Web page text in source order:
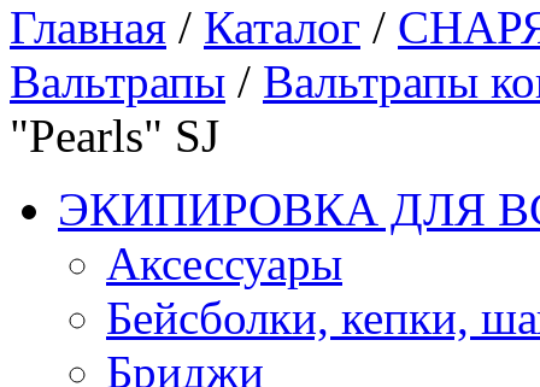
Главная / Каталог /
Вальтрапы / Вальтрапы
"Pearls" SJ
ЭКИПИРОВКА ДЛЯ
Аксессуары
Бейсболки, кепки,
Бриджи